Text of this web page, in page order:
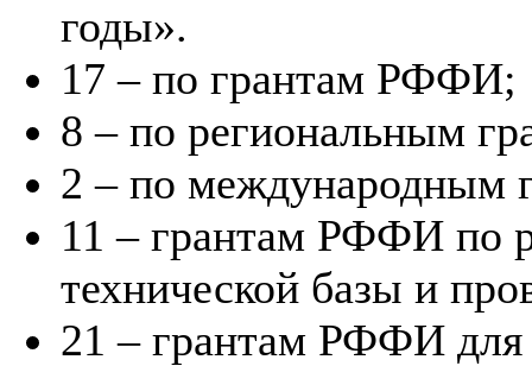
годы».
17 – по грантам РФФИ;
8 – по региональным
2 – по международным
11 – грантам РФФИ по
технической базы и
21 – грантам РФФИ для